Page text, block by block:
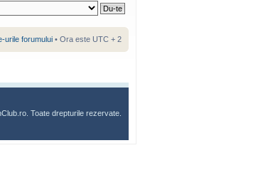
urile forumului • Ora este UTC + 2
Toate drepturile rezervate.